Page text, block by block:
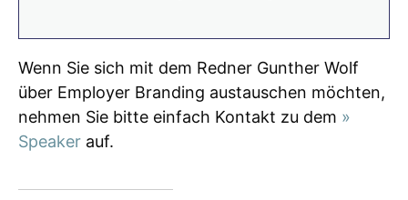
Wenn Sie sich mit dem Redner Gunther Wolf
über Employer Branding austauschen möchten,
nehmen Sie bitte einfach Kontakt zu dem »
Speaker auf.